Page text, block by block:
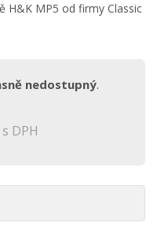
H&K MP5 od firmy Classic
nedostupný.
s DPH